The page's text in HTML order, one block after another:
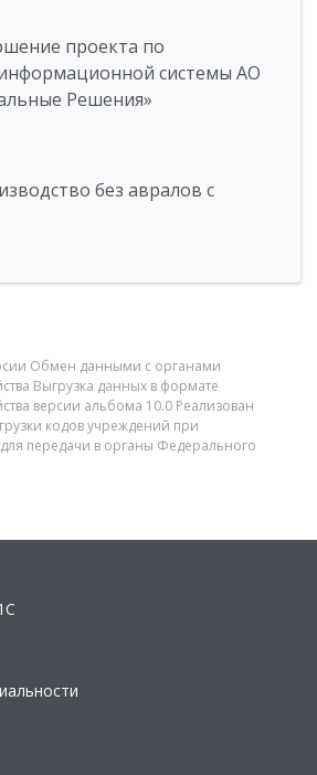
проекта по
системы АО
Решения»
без авралов с
Обмен данными с органами
Выгрузка данных в формате
версии альбома 10.0 Реализован
кодов учреждений при
передачи в органы Федерального